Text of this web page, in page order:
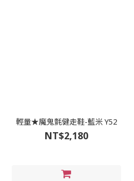
輕量★魔鬼氈健走鞋-藍米 Y52
NT$2,180